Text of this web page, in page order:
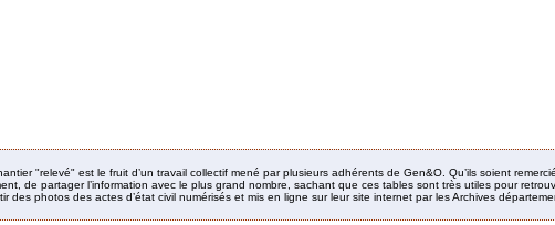
"relevé" est le fruit d’un travail collectif mené par plusieurs adhérents de Gen&O. Qu’ils soient
de partager l’information avec le plus grand nombre, sachant que ces tables sont très utiles pour
des photos des actes d’état civil numérisés et mis en ligne sur leur site internet par les Archives